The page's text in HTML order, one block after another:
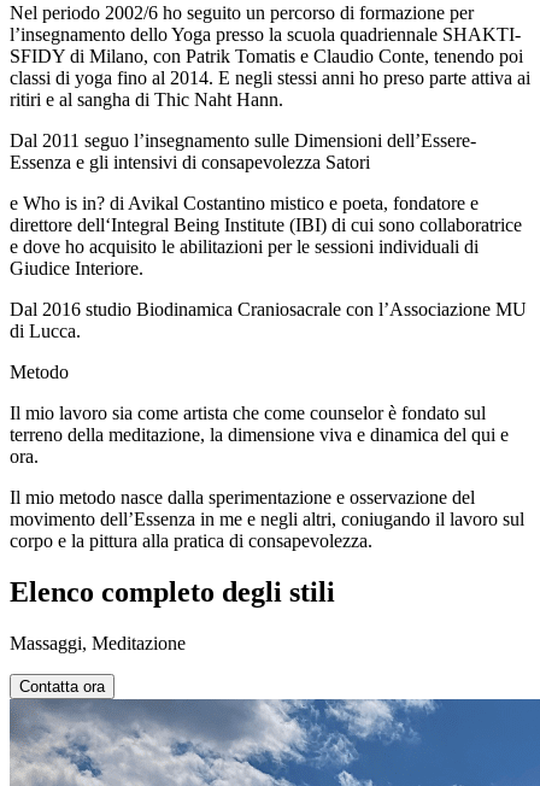
Nel periodo 2002/6 ho seguito un percorso di formazione per
l’insegnamento dello Yoga presso la scuola quadriennale SHAKTI-
SFIDY di Milano, con Patrik Tomatis e Claudio Conte, tenendo poi
classi di yoga fino al 2014. E negli stessi anni ho preso parte attiva ai
ritiri e al sangha di Thic Naht Hann.
Dal 2011 seguo l’insegnamento sulle Dimensioni dell’Essere-
Essenza e gli intensivi di consapevolezza Satori
e Who is in? di Avikal Costantino mistico e poeta, fondatore e
direttore dell‘Integral Being Institute (IBI) di cui sono collaboratrice
e dove ho acquisito le abilitazioni per le sessioni individuali di
Giudice Interiore.
Dal 2016 studio Biodinamica Craniosacrale con l’Associazione MU
di Lucca.
Metodo
Il mio lavoro sia come artista che come counselor è fondato sul
terreno della meditazione, la dimensione viva e dinamica del qui e
ora.
Il mio metodo nasce dalla sperimentazione e osservazione del
movimento dell’Essenza in me e negli altri, coniugando il lavoro sul
corpo e la pittura alla pratica di consapevolezza.
Elenco completo degli stili
Massaggi, Meditazione
Contatta ora